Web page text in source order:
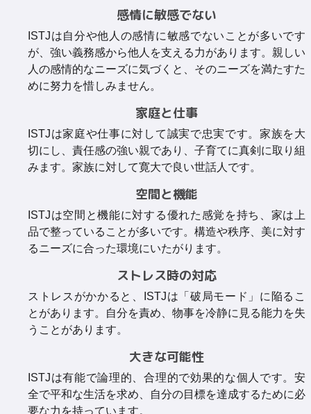
感情に敏感でない
ISTJは自分や他人の感情に敏感でないことが多いです
が、強い義務感から他人を支える力があります。親しい
人の感情的なニーズに気づくと、そのニーズを満たすた
めに努力を惜しみません。
家庭と仕事
ISTJは家庭や仕事に対して誠実で忠実です。家族を大
切にし、責任感の強い親であり、子育てに真剣に取り組
みます。家族に対して寛大で良い世話人です。
空間と機能
ISTJは空間と機能に対する優れた感覚を持ち、家は上
品で整っていることが多いです。構造や秩序、美に対す
るニーズに合った環境にいたがります。
ストレス時の対応
ストレスがかかると、ISTJは「破局モード」に陥るこ
とがあります。自分を責め、物事を冷静に見る能力を失
うことがあります。
大きな可能性
ISTJは有能で論理的、合理的で効果的な個人です。安
全で平和な生活を求め、自分の目標を達成するために必
要な力を持っています。